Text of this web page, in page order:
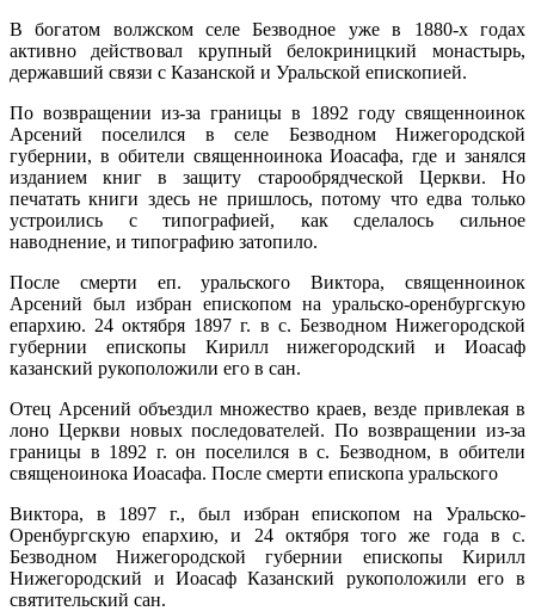
В богатом волжском селе Безводное уже в 1880-х годах
активно действовал крупный белокриницкий монастырь,
державший связи с Казанской и Уральской епископией.
По возвращении из-за границы в 1892 году священноинок
Арсений поселился в селе Безводном Нижегородской
губернии, в обители священноинока Иоасафа, где и занялся
изданием книг в защиту старообрядческой Церкви. Но
печатать книги здесь не пришлось, потому что едва только
устроились с типографией, как сделалось сильное
наводнение, и типографию затопило.
После смерти еп. уральского Виктора, священноинок
Арсений был избран епископом на уральско-оренбургскую
епархию. 24 октября 1897 г. в с. Безводном Нижегородской
губернии епископы Кирилл нижегородский и Иоасаф
казанский рукоположили его в сан.
Отец Арсений объездил множество краев, везде привлекая в
лоно Церкви новых последователей. По возвращении из-за
границы в 1892 г. он поселился в с. Безводном, в обители
священоинока Иоасафа. После смерти епископа уральского
Виктора, в 1897 г., был избран епископом на Уральско-
Оренбургскую епархию, и 24 октября того же года в с.
Безводном Нижегородской губернии епископы Кирилл
Нижегородский и Иоасаф Казанский рукоположили его в
святительский сан.